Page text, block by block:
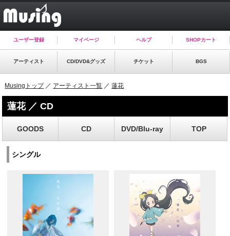
ユーザー登録 マイページ ヘルプ SHOPカート
アーティスト CD/DVD&グッズ チケット BGS
Musingトップ／ アーティスト一覧 ／蓮花
蓮花 ／ CD
GOODS CD DVD/Blu-ray TOP
シングル